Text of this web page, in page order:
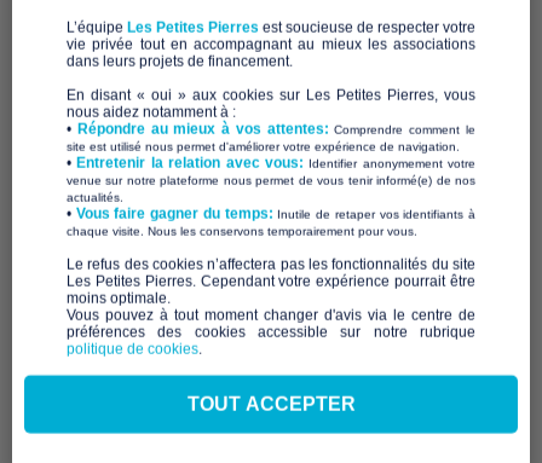
Favoriser l'accueil et l'échange dans un lieu
partagé
des Personne(s) en situation de précarité
L’équipe Les Petites Pierres est soucieuse de respecter votre
vie privée tout en accompagnant au mieux les associations
dans leurs projets de financement.
En disant « oui » aux cookies sur Les Petites Pierres, vous
nous aidez notamment à :
• Répondre au mieux à vos attentes:Comprendre comment le
site est utilisé nous permet d'améliorer votre expérience de navigation.
•Entretenir la relation avec vous: Identifier anonymement votre
venue sur notre plateforme nous permet de vous tenir informé(e) de nos
actualités.
​• Vous faire gagner du temps: Inutile de retaper vos identifiants à
chaque visite. Nous les conservons temporairement pour vous.
​Le refus des cookies n’affectera pas les fonctionnalités du site
Les Petites Pierres. Cependant votre expérience pourrait être
moins optimale.​
Vous pouvez à tout moment changer d'avis via le centre de
préférences des cookies accessible sur notre rubrique
politique de cookies.
TOUT ACCEPTER